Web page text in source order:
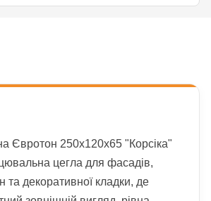
Євротон 250х120х65 "Корсіка"
цегла для фасадів,
та декоративної кладки, де